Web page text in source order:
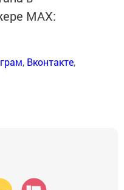
MАХ:
, Вконтакте,